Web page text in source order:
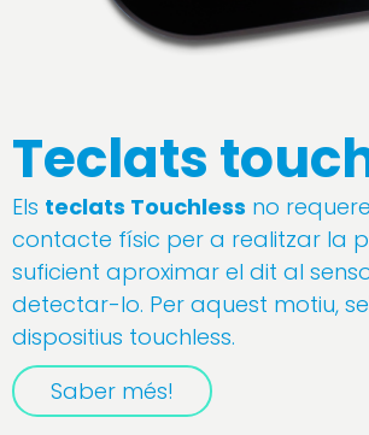
Teclats
Els teclats Touchless no
contacte físic per a realitzar la
suficient aproximar el dit al
detectar-lo. Per aquest motiu,
dispositius touchless.
Saber més!